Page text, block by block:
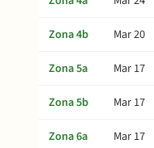
Zona 4b
Mar 20
Zona 5a
Mar 17
Zona 5b
Mar 17
Zona 6a
Mar 17